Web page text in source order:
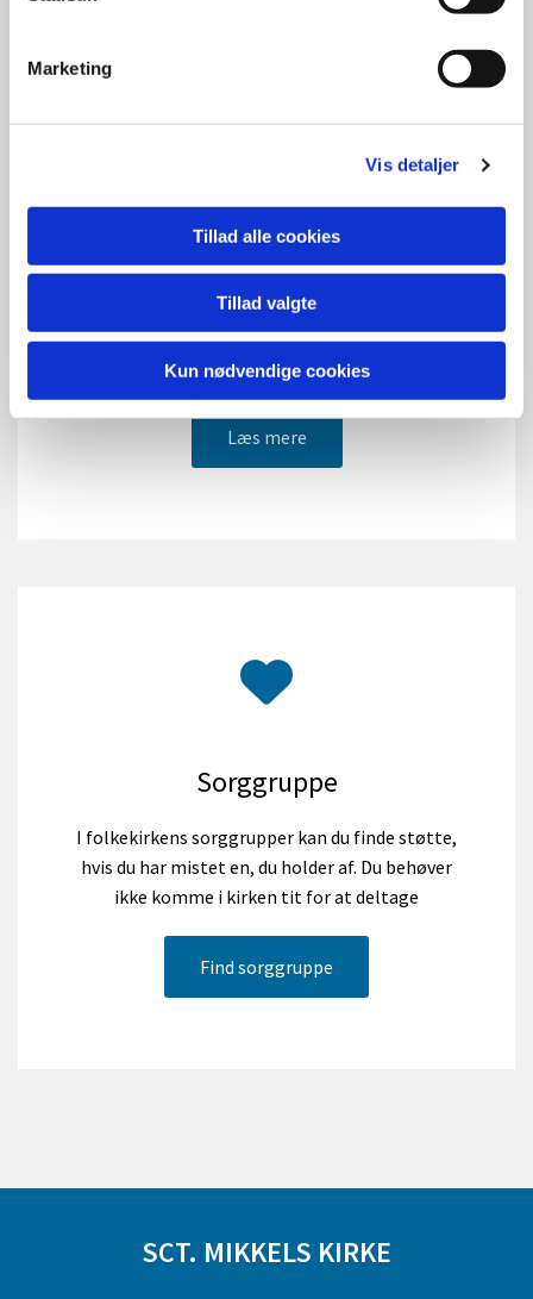
Marketing
Vis detaljer
Tillad alle cookies
Tillad valgte
Kun nødvendige cookies
Begravelse og bisættelse
Læs mere om begravelse og bisættelse på
folkekirken.dk
Læs mere
Sorggruppe
I folkekirkens sorggrupper kan du finde støtte,
hvis du har mistet en, du holder af. Du behøver
ikke komme i kirken tit for at deltage
Find sorggruppe
SCT. MIKKELS KIRKE